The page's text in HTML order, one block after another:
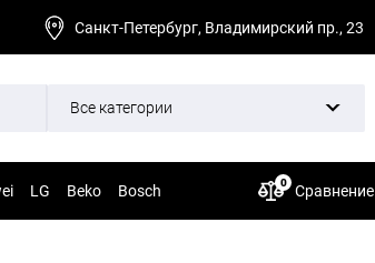
Санкт-Петербург, Владимирский пр., 23
Все категории
LG Beko Bosch Сравнение
0